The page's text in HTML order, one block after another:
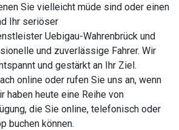
Sie vielleicht müde sind oder einen
Ihr seriöser
Uebigau-Wahrenbrück und
und zuverlässige Fahrer. Wir
und gestärkt an Ihr Ziel.
online oder rufen Sie uns an, wenn
haben heute eine Reihe von
die Sie online, telefonisch oder
buchen können.